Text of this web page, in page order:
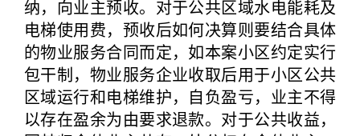
纳，向业主预收。对于公共区域水电能耗及
电梯使用费，预收后如何决算则要结合具体
的物业服务合同而定，如本案小区约定实行
包干制，物业服务企业收取后用于小区公共
区域运行和电梯维护，自负盈亏，业主不得
以存在盈余为由要求退款。对于公共收益，